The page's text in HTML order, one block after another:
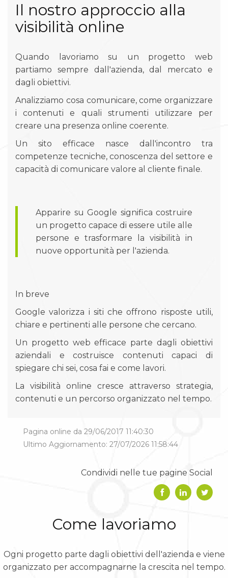
Il nostro approccio alla
visibilità online
Quando lavoriamo su un progetto web
partiamo sempre dall'azienda, dal mercato e
dagli obiettivi.
Analizziamo cosa comunicare, come organizzare
i contenuti e quali strumenti utilizzare per
creare una presenza online coerente.
Un sito efficace nasce dall'incontro tra
competenze tecniche, conoscenza del settore e
capacità di comunicare valore al cliente finale.
Apparire su Google significa costruire
un progetto capace di essere utile alle
persone e trasformare la visibilità in
nuove opportunità per l'azienda.
In breve
Google valorizza i siti che offrono risposte utili,
chiare e pertinenti alle persone che cercano.
Un progetto web efficace parte dagli obiettivi
aziendali e costruisce contenuti capaci di
spiegare chi sei, cosa fai e come lavori.
La visibilità online cresce attraverso strategia,
contenuti e un percorso organizzato nel tempo.
Pagina online da 29/06/2017 11:40:30
Ultimo Aggiornamento: 27/07/2026 11:58:44
Condividi nelle tue pagine Social
Come lavoriamo
Ogni progetto parte dagli obiettivi dell'azienda e viene
organizzato per accompagnarne la crescita nel tempo.